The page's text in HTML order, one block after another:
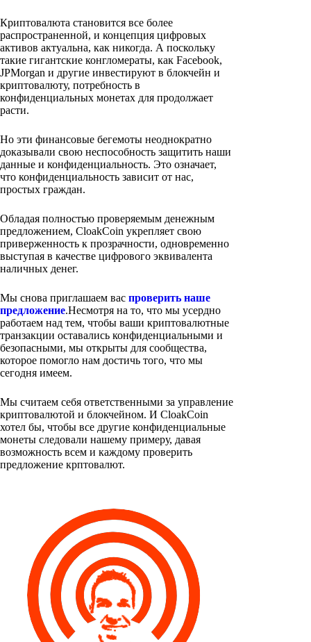
Криптовалюта становится все более
распространенной, и концепция цифровых
активов актуальна, как никогда. А поскольку
такие гигантские конгломераты, как Facebook,
JPMorgan и другие инвестируют в блокчейн и
криптовалюту, потребность в
конфиденциальных монетах для продолжает
расти.
Но эти финансовые бегемоты неоднократно
доказывали свою неспособность защитить наши
данные и конфиденциальность. Это означает,
что конфиденциальность зависит от нас,
простых граждан.
Обладая полностью проверяемым денежным
предложением, CloakCoin укрепляет свою
приверженность к прозрачности, одновременно
выступая в качестве цифрового эквивалента
наличных денег.
Мы снова приглашаем вас проверить наше
предложение.Несмотря на то, что мы усердно
работаем над тем, чтобы ваши криптовалютные
транзакции оставались конфиденциальными и
безопасными, мы открыты для сообщества,
которое помогло нам достичь того, что мы
сегодня имеем.
Мы считаем себя ответственными за управление
криптовалютой и блокчейном. И CloakCoin
хотел бы, чтобы все другие конфиденциальные
монеты следовали нашему примеру, давая
возможность всем и каждому проверить
предложение крптовалют.